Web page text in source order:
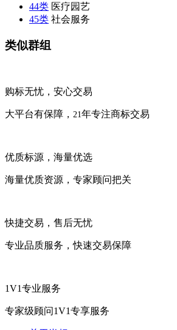
44类 医疗园艺
45类 社会服务
类似群组
购标无忧，安心交易
大平台有保障， 21年专注商标交易
优质标源，海量优选
海量优质资源，专家顾问把关
快捷交易，售后无忧
专业品质服务，快速交易保障
1V1专业服务
专家级顾问1V1专享服务